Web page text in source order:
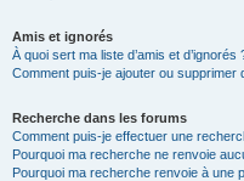
Amis et ignorés
À quoi sert ma liste d’amis et d’ignorés
Comment puis-je ajouter ou supprimer
Recherche dans les forums
Comment puis-je effectuer une
Pourquoi ma recherche ne renvoie
Pourquoi ma recherche renvoie à une